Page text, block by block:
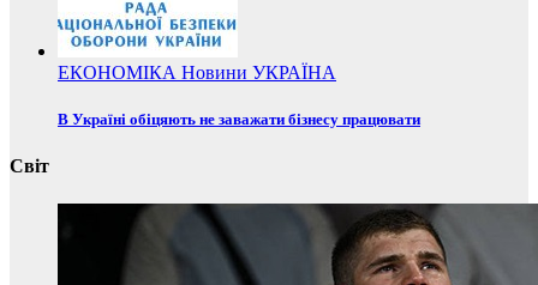
ЕКОНОМІКА Новини УКРАЇНА
В Україні обіцяють не заважати бізнесу працювати
Світ